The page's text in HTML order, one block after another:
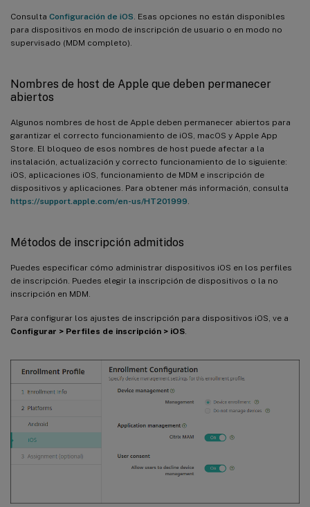
Consulta Configuración de iOS . Esas opciones no están disponibles
para dispositivos en modo de inscripción de usuario o en modo no
supervisado (MDM completo).
Nombres de host de Apple que deben permanecer
abiertos
Algunos nombres de host de Apple deben permanecer abiertos para
garantizar el correcto funcionamiento de iOS, macOS y Apple App
Store. El bloqueo de esos nombres de host puede afectar a la
instalación, actualización y correcto funcionamiento de lo siguiente:
iOS, aplicaciones iOS, funcionamiento de MDM e inscripción de
dispositivos y aplicaciones. Para obtener más información, consulta
https://support.apple.com/en-us/HT201999
Métodos de inscripción admitidos
Puedes especificar cómo administrar dispositivos iOS en los perfiles
de inscripción. Puedes elegir la inscripción de dispositivos o la no
inscripción en MDM.
Para configurar los ajustes de inscripción para dispositivos iOS, ve a
Configurar > Perfiles de inscripción > iOS